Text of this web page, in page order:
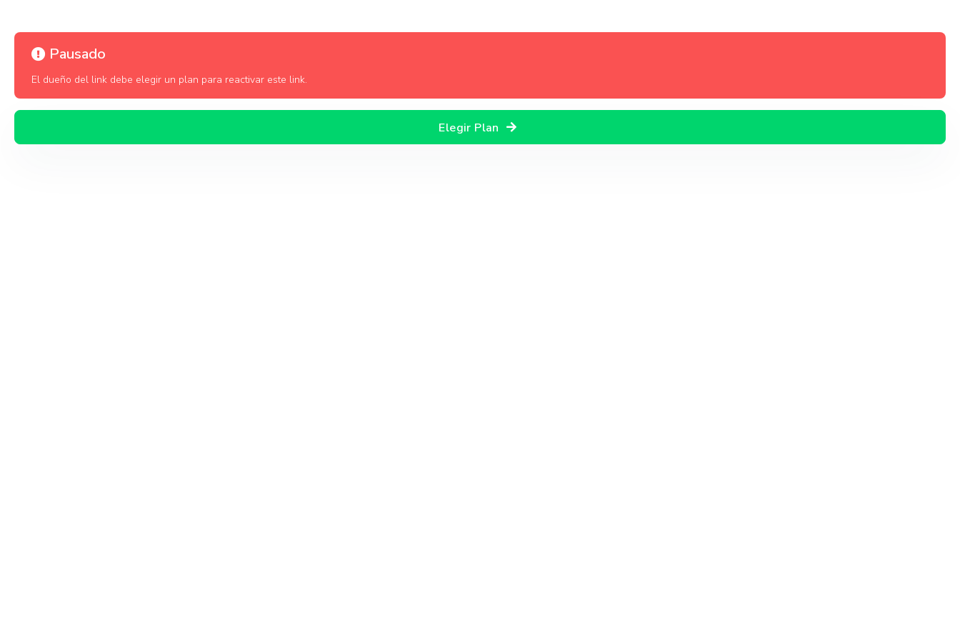
Pausado
El dueño del link debe elegir un plan para reactivar este link.
Elegir Plan